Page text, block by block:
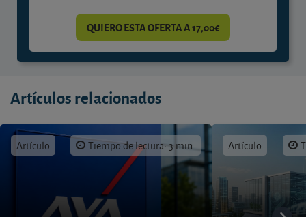
QUIERO ESTA OFERTA A 17,00€
Artículos relacionados
Artículo Tiempo de lectura: 3 min. Artículo